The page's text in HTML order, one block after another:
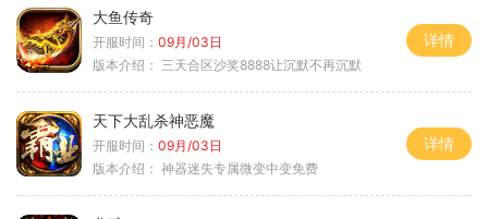
大鱼传奇
开服时间： 09月/03日
版本介绍： 三天合区沙奖8888让沉默不再沉默
详情
天下大乱杀神恶魔
开服时间： 09月/03日
版本介绍： 神器迷失专属微变中变免费
详情